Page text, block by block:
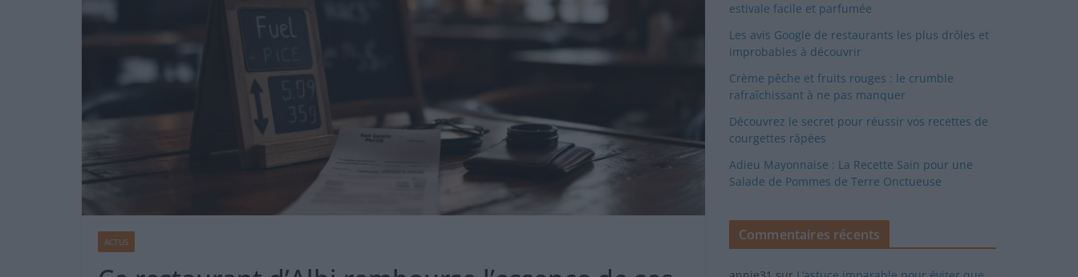
ACTUS
estivale facile et parfumée
Les avis Google de restaurants les plus drôles et
improbables à découvrir
Crème pêche et fruits rouges : le crumble
rafraîchissant à ne pas manquer
Découvrez le secret pour réussir vos recettes de
courgettes râpées
Adieu Mayonnaise : La Recette Sain pour une
Salade de Pommes de Terre Onctueuse
Commentaires récents